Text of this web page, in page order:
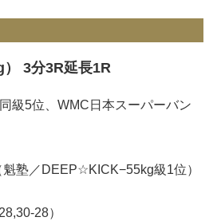
3分3R延長1R
級5位、WMC日本スーパーバン
塾／DEEP☆KICK−55kg級1位）
28）